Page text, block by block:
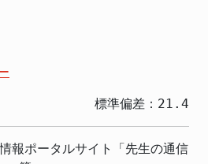
標準偏差：21.4
ポータルサイト「先生の通信